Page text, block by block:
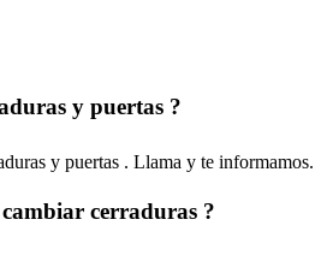
y puertas ?
y puertas . Llama y te informamos.
cerraduras ?